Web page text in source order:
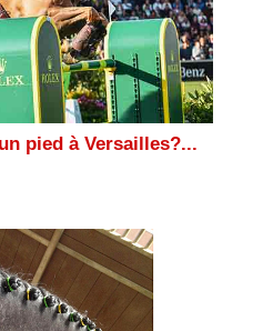
pied à Versailles?...